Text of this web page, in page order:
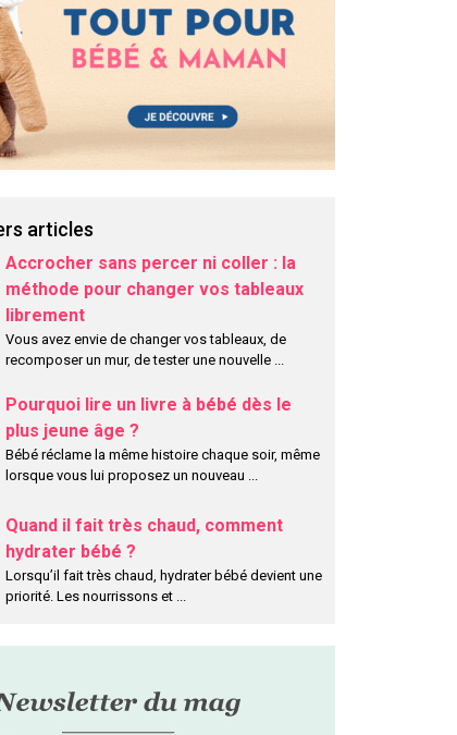
articles
Accrocher sans percer ni coller : la
méthode pour changer vos tableaux
librement
Vous avez envie de changer vos tableaux, de
recomposer un mur, de tester une nouvelle ...
Pourquoi lire un livre à bébé dès le
plus jeune âge ?
Bébé réclame la même histoire chaque soir, même
lorsque vous lui proposez un nouveau
Quand il fait très chaud, comment
hydrater bébé ?
Lorsqu’il fait très chaud, hydrater bébé devient une
priorité. Les nourrissons et